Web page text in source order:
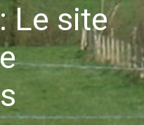
Le site